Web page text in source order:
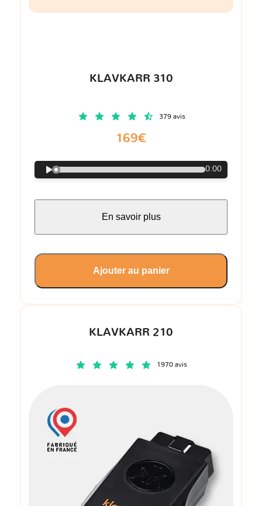
KLAVKARR 210
1970 avis
KLAVKARR 310
379 avis
169€
0:00
En savoir plus
Ajouter au panier